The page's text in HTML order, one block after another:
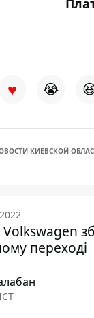
♥ 😭
КИЕВСКОЙ
переході